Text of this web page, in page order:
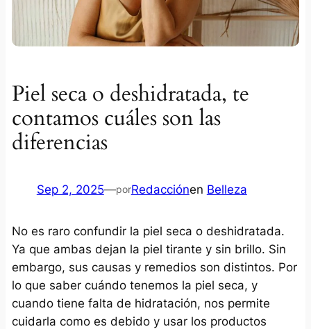
Piel seca o deshidratada, te
contamos cuáles son las
diferencias
Sep 2, 2025—porRedacciónen Belleza
No es raro confundir la piel seca o deshidratada.
Ya que ambas dejan la piel tirante y sin brillo. Sin
embargo, sus causas y remedios son distintos. Por
lo que saber cuándo tenemos la piel seca, y
cuando tiene falta de hidratación, nos permite
cuidarla como es debido y usar los productos